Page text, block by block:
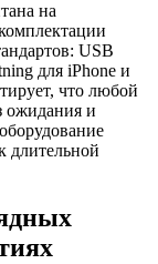
на
USB
для iPhone и
что любой
ожидания и
длительной